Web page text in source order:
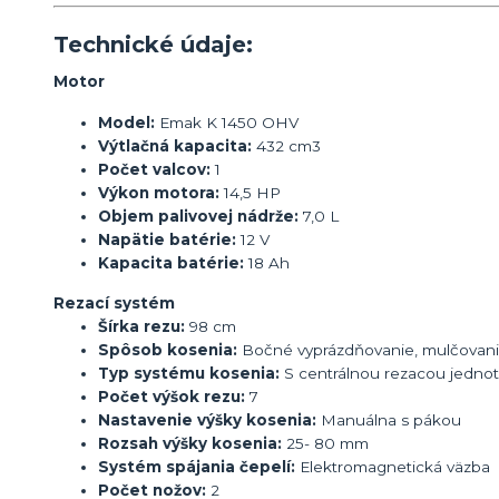
Technické údaje:
Motor
Model: Emak K 1450 OHV
Výtlačná kapacita: 432 cm3
Počet valcov:1
Výkon motora:14,5 HP
Objem palivovej nádrže: 7,0 L
Napätie batérie:12 V
Kapacita batérie:18 Ah
Rezací systém
Šírka rezu: 98 cm
Spôsob kosenia: Bočné vyprázdňovanie,
Typ systému kosenia: S centrálnou rezacou
Počet výšok rezu: 7
Nastavenie výšky kosenia: Manuálna s pákou
Rozsah výšky kosenia: 25- 80 mm
Systém spájania čepelí: Elektromagnetická väzba
Počet nožov: 2